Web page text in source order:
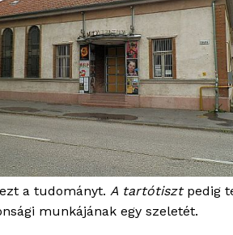
a tudományt. A tartótisztpedig
munkájának egy szeletét.